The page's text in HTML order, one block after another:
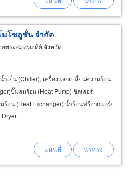
มโซลูชั่น จำกัด
พระสมุทรเจดีย์ จังหวัด
ำเย็น (Chiller), เครื่องแลกเปลี่ยนความร้อน
ปั๊มลมร้อน (Heat Pump) ชิลเลอร์
ร้อน (Heat Exchanger) น้ำร้อนฟรีจากแอร์/
Dryer